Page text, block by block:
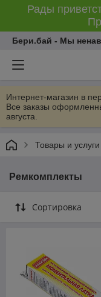
Рады
Бери.бай - Мы
Интернет-магазин в
Все заказы
августа.
Товары и услуги
Ремкомплекты
Сортировка